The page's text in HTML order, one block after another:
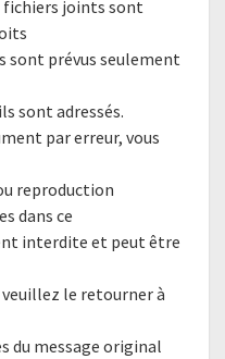
fichiers joints sont
sont prévus seulement
sont adressés.
par erreur, vous
reproduction
dans ce
interdite et peut être
le retourner à
du message original